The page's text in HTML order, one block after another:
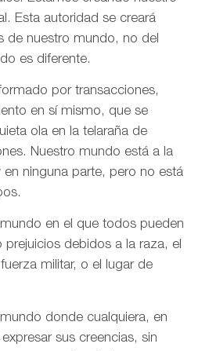
Esta autoridad se creará
de nuestro mundo, no del
es diferente.
por transacciones,
en sí mismo, que se
ola en la telaraña de
Nuestro mundo está a la
ninguna parte, pero no está
en el que todos pueden
prejuicios debidos a la raza, el
militar, o el lugar de
donde cualquiera, en
sus creencias, sin